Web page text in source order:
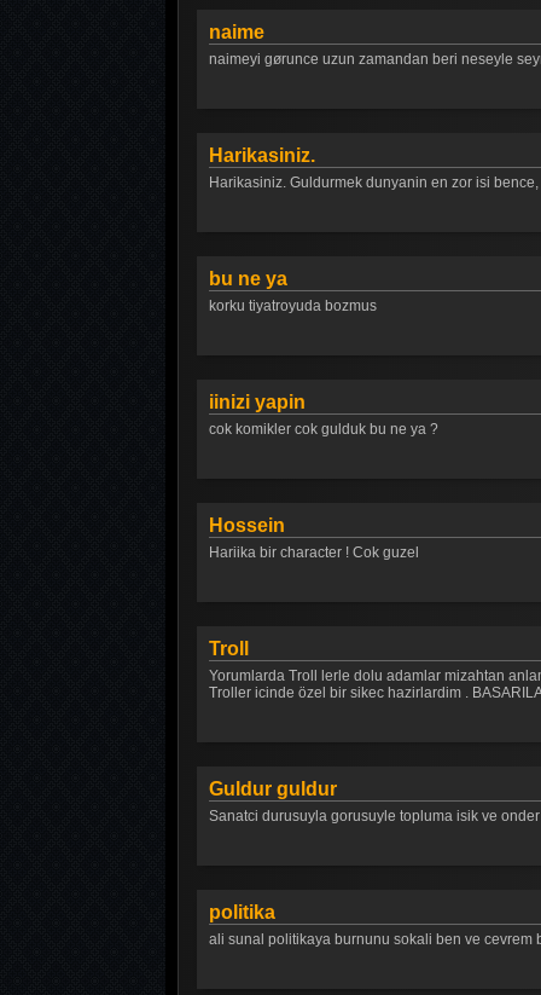
naime
naimeyi gørunce uzun zamandan beri neseyle
Harikasiniz.
Harikasiniz. Guldurmek dunyanin en zor isi
bu ne ya
korku tiyatroyuda bozmus
iinizi yapin
cok komikler cok gulduk bu ne ya ?
Hossein
Hariika bir character ! Cok guzel
Troll
Yorumlarda Troll lerle dolu adamlar mizahtan
Troller icinde özel bir sikec hazirlardim .
Guldur guldur
Sanatci durusuyla gorusuyle topluma isik ve
politika
ali sunal politikaya burnunu sokali ben ve cevrem